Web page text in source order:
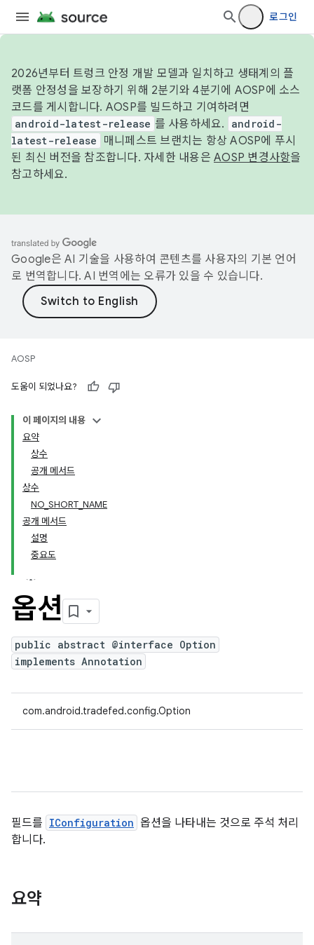
로그인
2026년부터 트렁크 안정 개발 모델과 일치하고 생태계의 플
랫폼 안정성을 보장하기 위해 2분기와 4분기에 AOSP에 소스
코드를 게시합니다. AOSP를 빌드하고 기여하려면
android-latest-release 를 사용하세요.
android-
latest-release
매니페스트 브랜치는 항상 AOSP에 푸시
된 최신 버전을 참조합니다. 자세한 내용은 AOSP 변경사항을
참고하세요.
Google은 AI 기술을 사용하여 콘텐츠를 사용자의 기본 언어
로 번역합니다. AI 번역에는 오류가 있을 수 있습니다.
AOSP
도움이 되었나요?
이 페이지의 내용
요약
상수
공개 메서드
상수
NO_SHORT_NAME
공개 메서드
설명
중요도
옵션
public abstract @interface Option
implements Annotation
com.android.tradefed.config.Option
필드를 IConfiguration 옵션을 나타내는 것으로 주석 처리
합니다.
요약